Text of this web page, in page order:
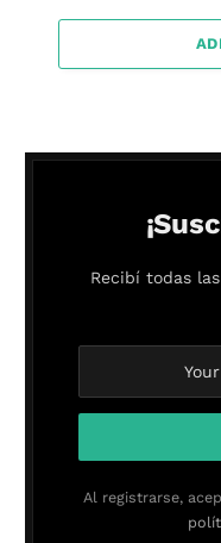
Recibí todas
Al registrarse,